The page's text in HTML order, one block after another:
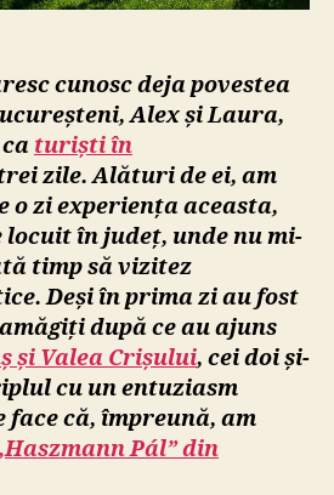
cunosc deja povestea
Alex și Laura,
turiști în
zile. Alături de ei, am
o zi experiența aceasta,
locuit în județ, unde nu mi-
timp să vizitez
Deși în prima zi au fost
după ce au ajuns
și Valea Crișului, cei doi și-
cu un entuziasm
face că, împreună, am
Pál” din